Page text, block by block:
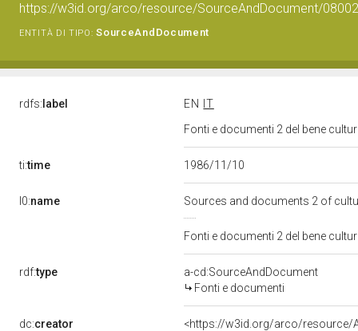
https://w3id.org/arco/resource/SourceAndDocument/
ENTITÀ DI TIPO: SourceAndDocument
rdfs: label EN
IT
Fonti e documenti 2 del bene
ti:time 1986/11/10
l0:name Sources and documents 2 of
Fonti e documenti 2 del bene
rdf:type
a-cd:SourceAndDocument
Fonti e documenti
dc:creator
<https://w3id.org/arco/resource/